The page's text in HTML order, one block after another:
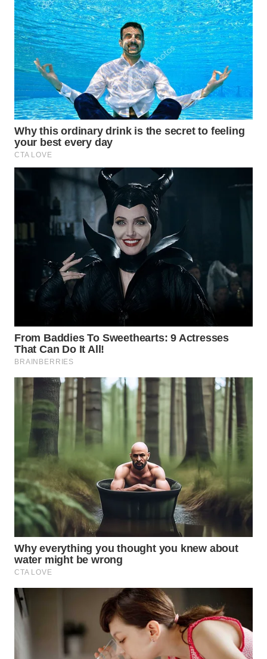
BOGOR
WN
DEPOK
WN
TAPANULI
UTARA
WN
SAMOSIR
LAWAS
WN
CIANJUR
WN
KEPULAUAN
SERIBU
WN
TANGERANG
WN
BINJAI
WN
CIREBON
WN
INDRAMAYU
WN
KUNINGAN
MAJALENGKA